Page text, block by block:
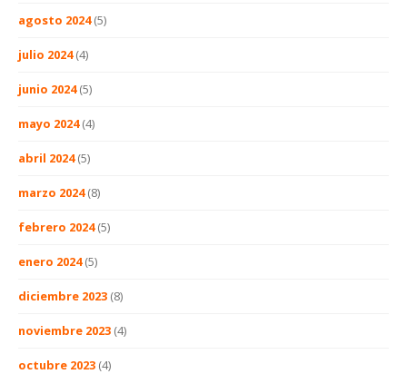
agosto 2024(5)
julio 2024(4)
junio 2024(5)
mayo 2024(4)
abril 2024(5)
marzo 2024(8)
febrero 2024(5)
enero 2024(5)
diciembre 2023 (8)
noviembre 2023 (4)
octubre 2023 (4)